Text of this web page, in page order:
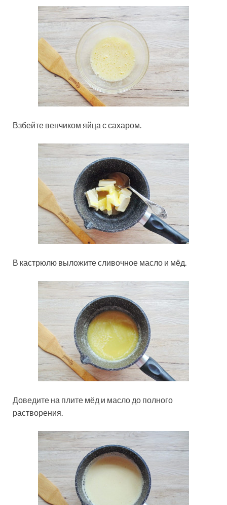
Взбейте венчиком яйца с сахаром.
В кастрюлю выложите сливочное масло и мёд.
Доведите на плите мёд и масло до полного
растворения.